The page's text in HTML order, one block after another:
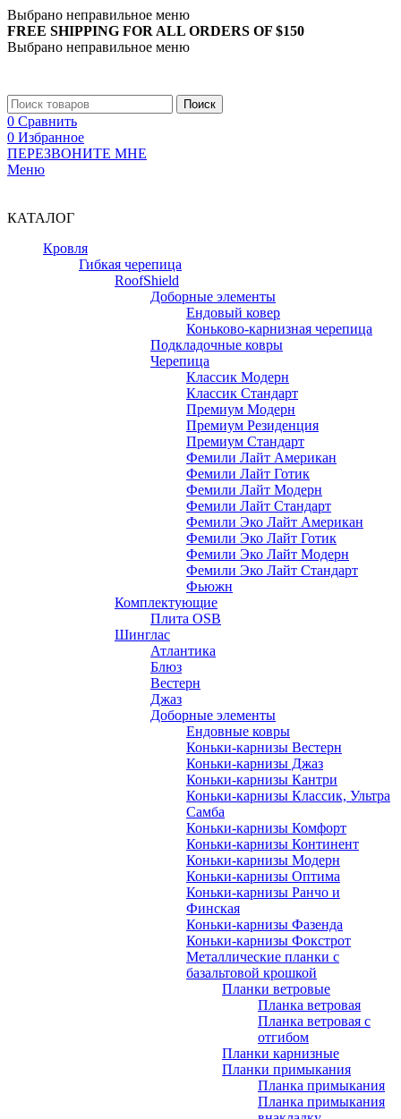
Выбрано неправильное меню
FREE SHIPPING FOR ALL ORDERS OF $150
Выбрано неправильное меню
Поиск
0 Сравнить
0 Избранное
ПЕРЕЗВОНИТЕ МНЕ
Меню
КАТАЛОГ
Кровля
Гибкая черепица
RoofShield
Доборные элементы
Ендовый ковер
Коньково-карнизная черепица
Подкладочные ковры
Черепица
Классик Модерн
Классик Стандарт
Премиум Модерн
Премиум Резиденция
Премиум Стандарт
Фемили Лайт Американ
Фемили Лайт Готик
Фемили Лайт Модерн
Фемили Лайт Стандарт
Фемили Эко Лайт Американ
Фемили Эко Лайт Готик
Фемили Эко Лайт Модерн
Фемили Эко Лайт Стандарт
Фьюжн
Комплектующие
Плита OSB
Шинглас
Атлантика
Блюз
Вестерн
Джаз
Доборные элементы
Ендовные ковры
Коньки-карнизы Вестерн
Коньки-карнизы Джаз
Коньки-карнизы Кантри
Коньки-карнизы Классик, Ультра
Самба
Коньки-карнизы Комфорт
Коньки-карнизы Континент
Коньки-карнизы Модерн
Коньки-карнизы Оптима
Коньки-карнизы Ранчо и
Финская
Коньки-карнизы Фазенда
Коньки-карнизы Фокстрот
Металлические планки с
базальтовой крошкой
Планки ветровые
Планка ветровая
Планка ветровая с
отгибом
Планки карнизные
Планки примыкания
Планка примыкания
Планка примыкания